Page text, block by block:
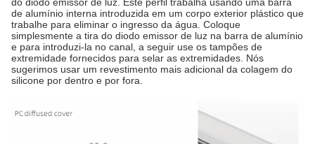
de alumínio interna introduzida em um corpo exterior plástico que
trabalhe para eliminar o ingresso da água. Coloque
simplesmente a tira do diodo emissor de luz na barra de alumínio
e para introduzi-la no canal, a seguir use os tampões de
extremidade fornecidos para selar as extremidades. Nós
sugerimos usar um revestimento mais adicional da colagem do
silicone por dentro e por fora.